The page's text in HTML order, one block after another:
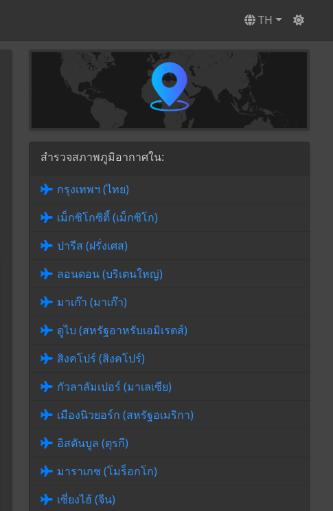
TH
สำรวจสภาพภูมิอากาศใน:
กรุงเทพฯ (ไทย)
เม็กซิโกซิตี้ (เม็กซิโก)
ปารีส (ฝรั่งเศส)
ลอนดอน (บริเตนใหญ่)
มาเก๊า (มาเก๊า)
ดูไบ (สหรัฐอาหรับเอมิเรตส์)
สิงคโปร์ (สิงคโปร์)
กัวลาลัมเปอร์ (มาเลเซีย)
เมืองนิวยอร์ก (สหรัฐอเมริกา)
อิสตันบูล (ตุรกี)
มาราเกช (โมร็อกโก)
เซี่ยงไฮ้ (จีน)